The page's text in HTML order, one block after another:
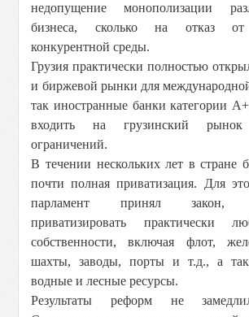
недопущение монополизации
бизнеса, сколько на отказ от
конкурентной среды.
Грузия практически полностью
и биржевой рынки для
так иностранные банки категории
входить на грузинский
ограничений.
В течении нескольких лет в стране
почти полная приватизация. Для
парламент принял закон,
приватизировать практически
собственности, включая флот,
шахты, заводы, порты и т.д., а
водные и лесные ресурсы.
Результаты реформ не